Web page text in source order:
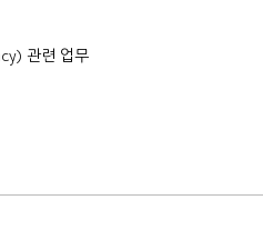
관련 업무